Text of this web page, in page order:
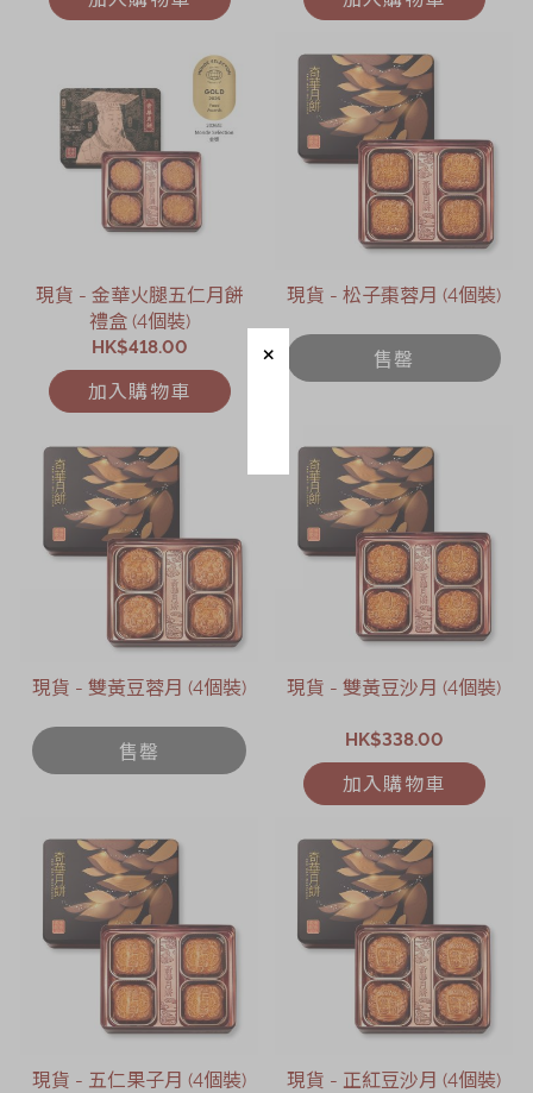
現貨 - 金華火腿五仁月餅
禮盒 (4個裝)
HK$418.00
加入購物車
現貨 - 松子棗蓉月 (4個裝)
售罄
現貨 - 雙黃豆蓉月 (4個裝)
售罄
現貨 - 雙黃豆沙月 (4個裝)
HK$338.00
加入購物車
現貨 - 五仁果子月 (4個裝) 現貨 - 正紅豆沙月 (4個裝)